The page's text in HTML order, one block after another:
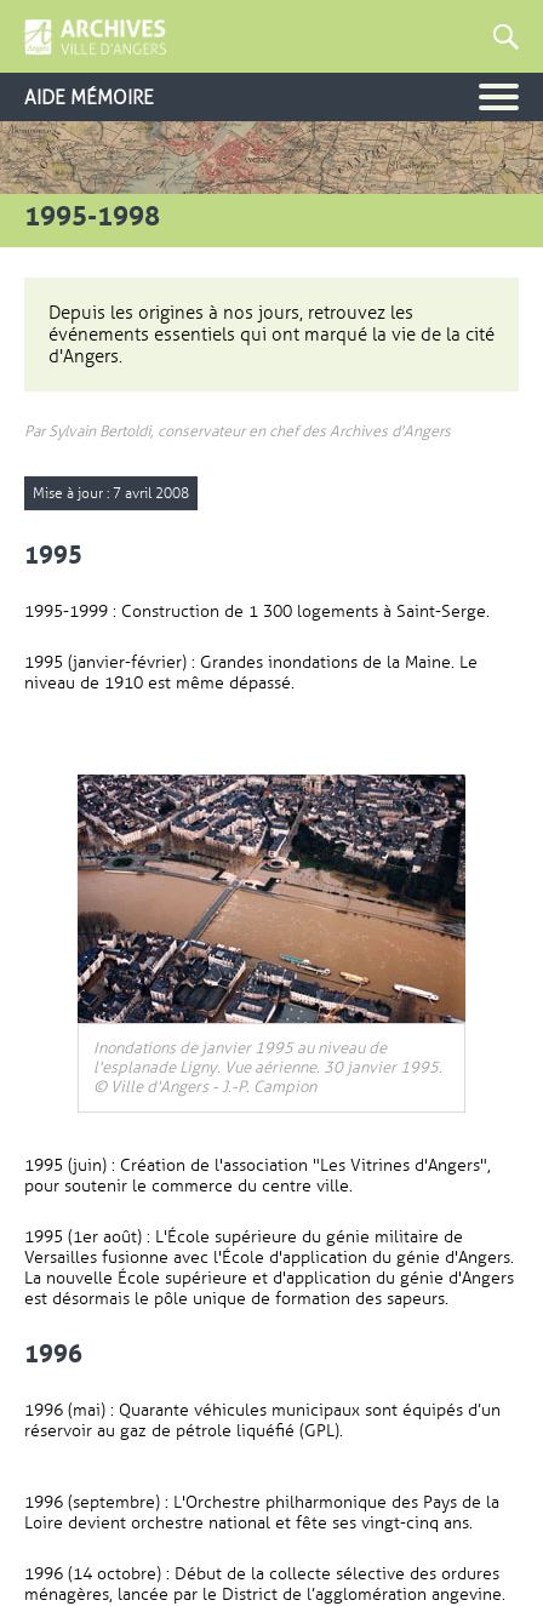
AIDE MÉMOIRE
1995-1998
Depuis les origines à nos jours, retrouvez les
événements essentiels qui ont marqué la vie de la cité
d'Angers.
Par Sylvain Bertoldi, conservateur en chef des Archives d'Angers
Mise à jour : 7 avril 2008
1995
1995-1999 : Construction de 1 300 logements à Saint-Serge.
1995 (janvier-février) : Grandes inondations de la Maine. Le
niveau de 1910 est même dépassé.
Inondations de janvier 1995 au niveau de
l'esplanade Ligny. Vue aérienne. 30 janvier 1995.
© Ville d'Angers - J.-P. Campion
1995 (juin) : Création de l'association "Les Vitrines d'Angers",
pour soutenir le commerce du centre ville.
1995 (1er août) : L'École supérieure du génie militaire de
Versailles fusionne avec l'École d'application du génie d'Angers.
La nouvelle École supérieure et d'application du génie d'Angers
est désormais le pôle unique de formation des sapeurs.
1996
1996 (mai) : Quarante véhicules municipaux sont équipés d’un
réservoir au gaz de pétrole liquéfié (GPL).
1996 (septembre) : L'Orchestre philharmonique des Pays de la
Loire devient orchestre national et fête ses vingt-cinq ans.
1996 (14 octobre) : Début de la collecte sélective des ordures
ménagères, lancée par le District de l’agglomération angevine.